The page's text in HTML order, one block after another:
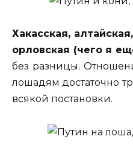
Хакасская,
орловская (чего я
без разницы.
лошадям достаточно
всякой постановки.